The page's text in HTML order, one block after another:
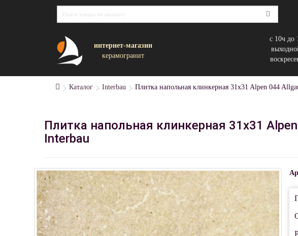
интернет-магазин
керамогранит
с 10ч до
Каталог Interbau Плитка напольная клинкерная 31x31 Alpen 044
Плитка напольная клинкерная 31x31
Interbau